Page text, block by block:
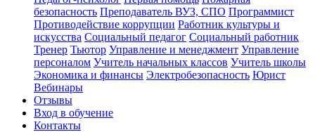
безопасность Преподаватель ВУЗ, СПО Программист
Противодействие коррупции Работник культуры и
искусства Социальный педагог Социальный работник
Тренер Тьютор Управление и менеджмент Управление
персоналом Учитель начальных классов Учитель школы
Экономика и финансы Электробезопасность Юрист
Вебинары
Отзывы
Вход в обучение
Контакты